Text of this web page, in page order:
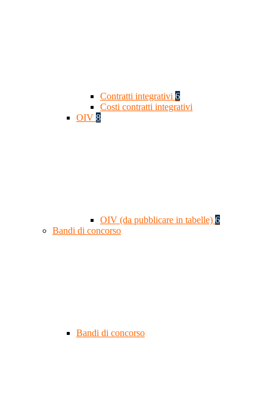
Contratti integrativi 6
Costi contratti integrativi
OIV 8
OIV (da pubblicare in tabelle) 6
Bandi di concorso
Bandi di concorso